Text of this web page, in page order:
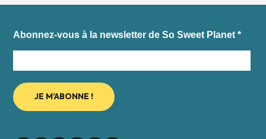
Abonnez-vous à la newsletter de So Sweet Planet*